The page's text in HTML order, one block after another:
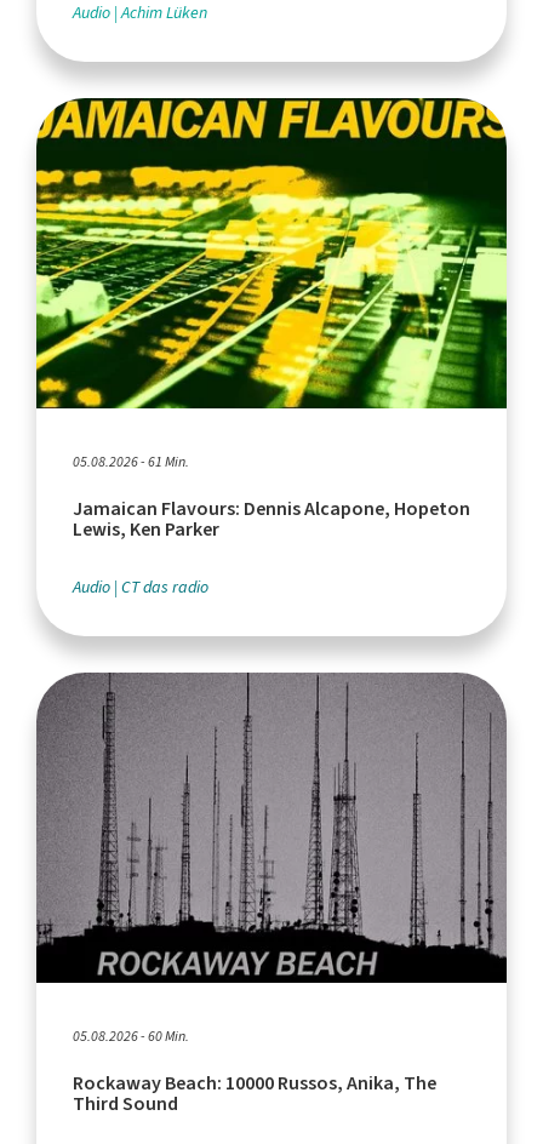
Audio Achim Lüken
05.08.2026 - 61 Min.
Jamaican Flavours: Dennis Alcapone, Hopeton
Lewis, Ken Parker
Audio CT das radio
05.08.2026 - 60 Min.
Rockaway Beach: 10000 Russos, Anika, The
Third Sound